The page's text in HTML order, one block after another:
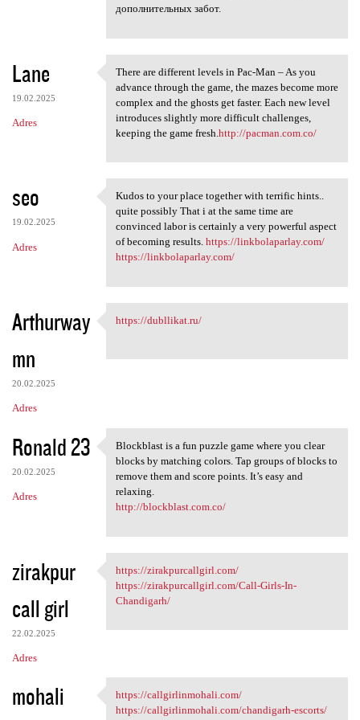
дополнительных забот.
Lane
19.02.2025
Adres
There are different levels in
There are different levels in Pac-Man – As you
advance through the game, the mazes become more
complex and the ghosts get faster. Each new level
introduces slightly more difficult challenges,
keeping the game fresh. http://pacman.com.co/
seo
19.02.2025
Adres
Kudos to your place together
Kudos to your place together with terrific hints..
quite possibly That i at the same time are
convinced labor is certainly a very powerful aspect
of becoming results. https://linkbolaparlay.com/
https://linkbolaparlay.com/
Arthurway
mn
20.02.2025
Adres
https://dubllikat.ru/
https://dubllikat.ru/
Ronald 23
20.02.2025
Adres
Blockblast is a fun puzzle
Blockblast is a fun puzzle game where you clear
blocks by matching colors. Tap groups of blocks to
remove them and score points. It’s easy and
relaxing.
http://blockblast.com.co/
zirakpur
call girl
22.02.2025
Adres
https://zirakpurcallgirl.com/
https://zirakpurcallgirl.com/
https://zirakpurcallgirl.com/Call-Girls-In-
Chandigarh/
mohali
https://callgirlinmohali.com/
https://callgirlinmohali.com/
https://callgirlinmohali.com/chandigarh-escorts/